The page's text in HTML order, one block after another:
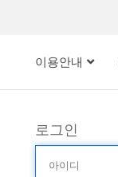
이용안내
로그인